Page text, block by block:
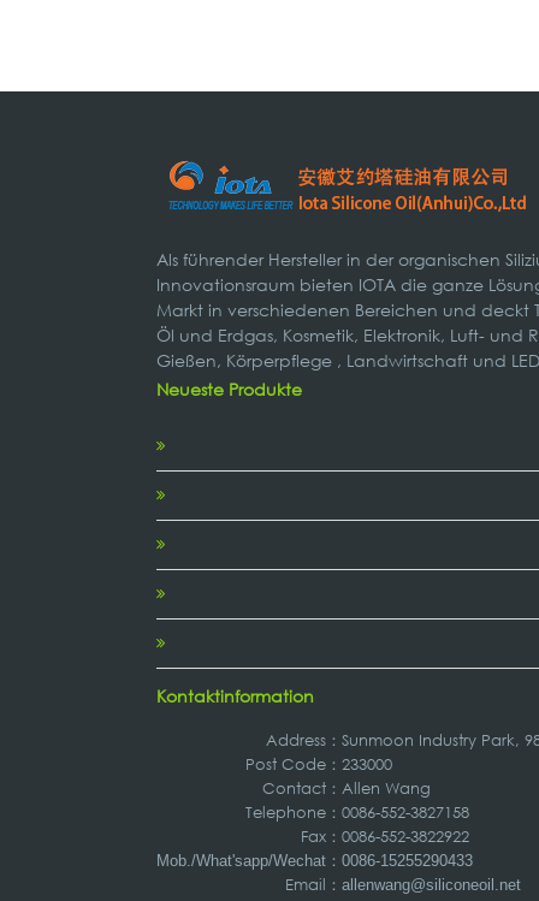
Als führender Hersteller in der organischen
Innovationsraum bieten IOTA die ganze
Markt in verschiedenen Bereichen und deckt
Öl und Erdgas, Kosmetik, Elektronik, Luft-
Gießen, Körperpflege , Landwirtschaft und
Neueste Produkte
Kontaktinformation
Address ： Sunmoon Industry Park,
Post Code： 233000
Contact： Allen Wang
Telephone： 0086-552-3827158
Fax： 0086-552-3822922
Mob./What'sapp/Wechat ： 0086-15255290433
Email： allenwang@siliconeoil.net